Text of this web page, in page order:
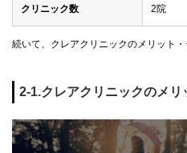
クリニック数 2院
続いて、クレアクリニックのメリット・
2-1.クレアクリニックのメリ